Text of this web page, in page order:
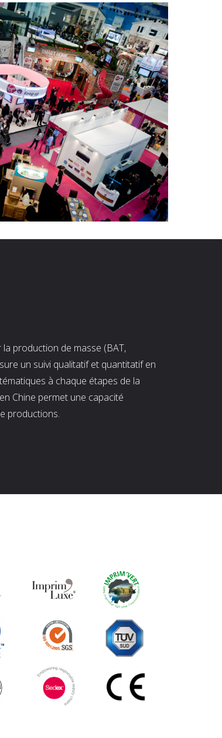
la production de masse (BAT,
un suivi qualitatif et quantitatif en
à chaque étapes de la
Chine permet une capacité
productions.